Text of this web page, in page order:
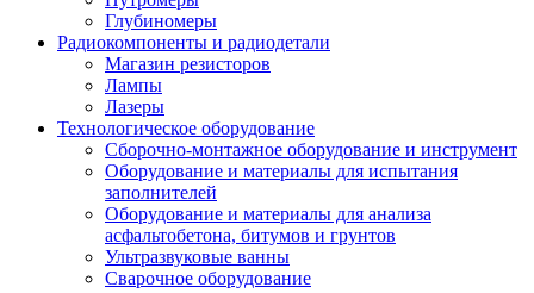
Глубиномеры
Радиокомпоненты и радиодетали
Магазин резисторов
Лампы
Лазеры
Технологическое оборудование
Сборочно-монтажное оборудование и инструмент
Оборудование и материалы для испытания
заполнителей
Оборудование и материалы для анализа
асфальтобетона, битумов и грунтов
Ультразвуковые ванны
Сварочное оборудование